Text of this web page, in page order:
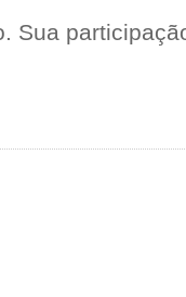
Sua